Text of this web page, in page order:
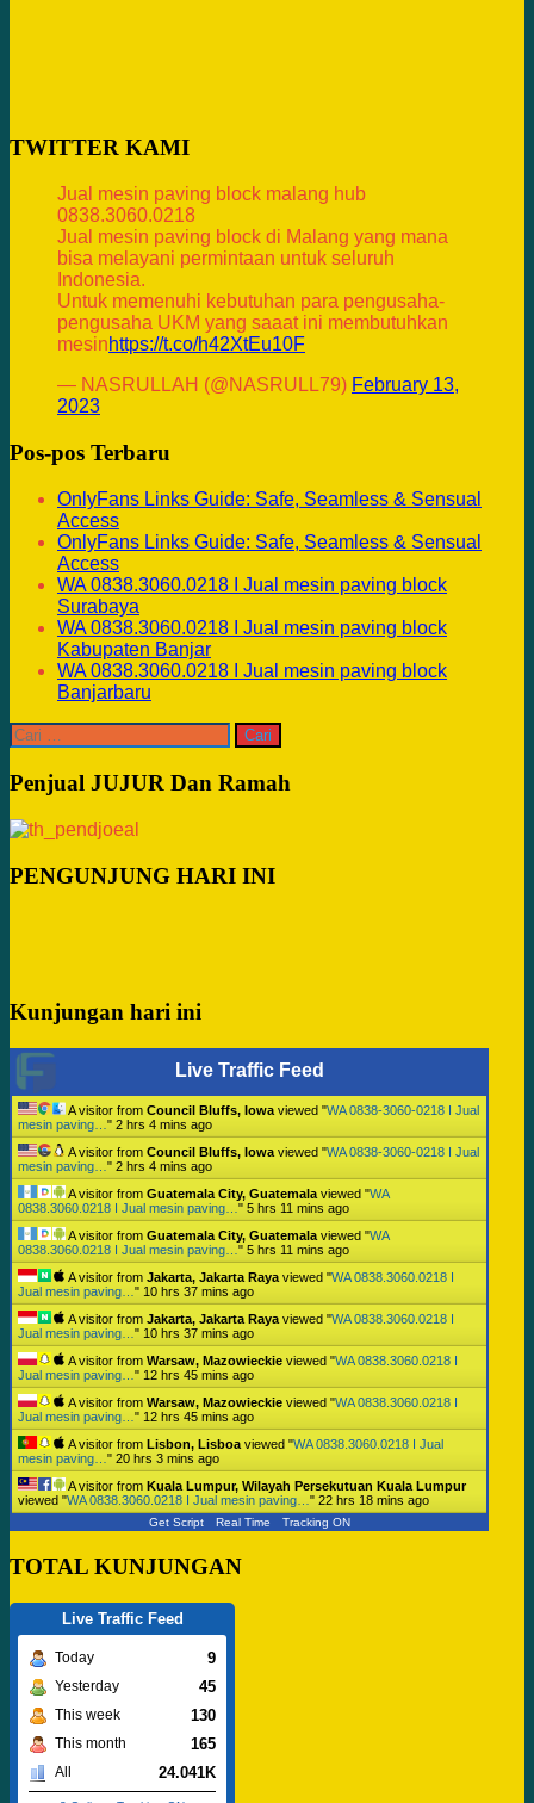
TWITTER KAMI
Jual mesin paving block malang hub
0838.3060.0218
Jual mesin paving block di Malang yang mana
bisa melayani permintaan untuk seluruh
Indonesia.
Untuk memenuhi kebutuhan para pengusaha-
pengusaha UKM yang saaat ini membutuhkan
mesinhttps://t.co/h42XtEu10F
— NASRULLAH (@NASRULL79) February 13,
2023
Pos-pos Terbaru
OnlyFans Links Guide: Safe, Seamless & Sensual
Access
OnlyFans Links Guide: Safe, Seamless & Sensual
Access
WA 0838.3060.0218 I Jual mesin paving block
Surabaya
WA 0838.3060.0218 I Jual mesin paving block
Kabupaten Banjar
WA 0838.3060.0218 I Jual mesin paving block
Banjarbaru
Cari
untuk:
Penjual JUJUR Dan Ramah
PENGUNJUNG HARI INI
Kunjungan hari ini
Live Traffic Feed
A visitor from Council Bluffs, Iowa viewed "WA 0838-3060-0218 I Jual
mesin paving… " 2 hrs 4 mins ago
A visitor from Council Bluffs, Iowa viewed "WA 0838-3060-0218 I Jual
mesin paving… " 2 hrs 4 mins ago
A visitor from Guatemala City, Guatemala viewed "WA
0838.3060.0218 I Jual mesin paving… " 5 hrs 11 mins ago
A visitor from Guatemala City, Guatemala viewed "WA
0838.3060.0218 I Jual mesin paving… " 5 hrs 11 mins ago
A visitor from Jakarta, Jakarta Raya viewed "WA 0838.3060.0218 I
Jual mesin paving… " 10 hrs 37 mins ago
A visitor from Jakarta, Jakarta Raya viewed "WA 0838.3060.0218 I
Jual mesin paving… " 10 hrs 37 mins ago
A visitor from Warsaw, Mazowieckie viewed "WA 0838.3060.0218 I
Jual mesin paving… " 12 hrs 45 mins ago
A visitor from Warsaw, Mazowieckie viewed "WA 0838.3060.0218 I
Jual mesin paving… " 12 hrs 45 mins ago
A visitor from Lisbon, Lisboa viewed "WA 0838.3060.0218 I Jual
mesin paving… " 20 hrs 3 mins ago
A visitor from Kuala Lumpur, Wilayah Persekutuan Kuala Lumpur
viewed "WA 0838.3060.0218 I Jual mesin paving… " 22 hrs 18 mins ago
Get Script Real Time Tracking ON
TOTAL KUNJUNGAN
Live Traffic Feed
Today 9
Yesterday 45
This week 130
This month 165
All 24.041K